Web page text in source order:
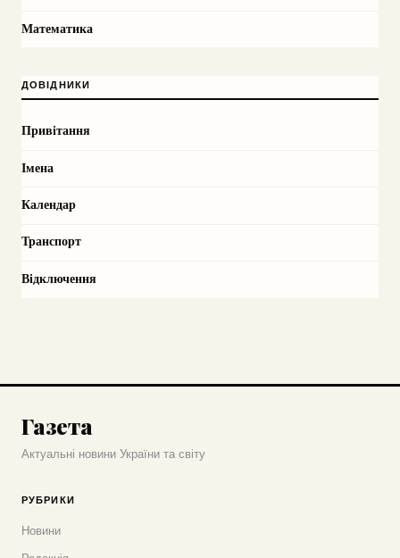
Математика
ДОВІДНИКИ
Привітання
Імена
Календар
Транспорт
Відключення
Газета
Актуальні новини України та світу
РУБРИКИ
Новини